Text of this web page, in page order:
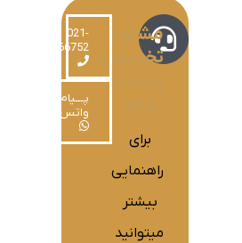
مشاوره
تخصصی
برای
راهنمایی
بیشتر
میتوانید
021-
220766752
پـــیام در
واتس‌اپ